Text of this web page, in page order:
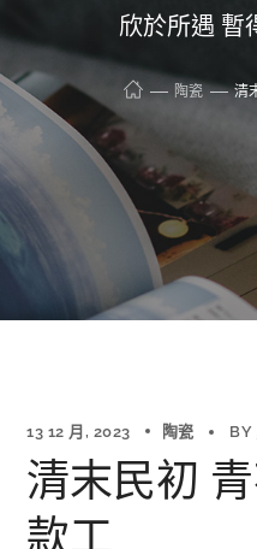
欣於所遇 暫
陶瓷 清
13 12 月, 2023 陶瓷 BY
清末民初
款工